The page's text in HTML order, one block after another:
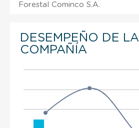
Forestal Cominco S.A.
DESEMPEÑO DE LA
COMPAÑÍA